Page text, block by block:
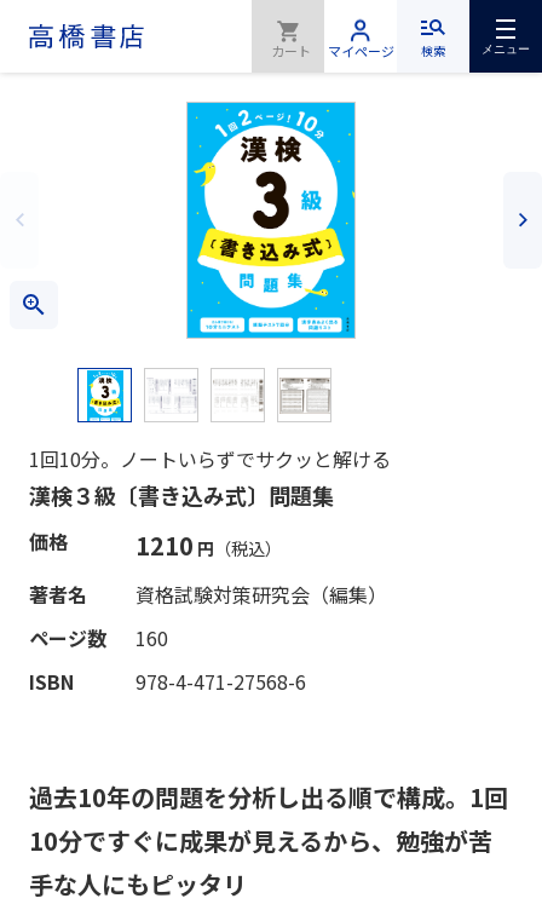
検索 メニュー
1回10分。ノートいらずでサクッと解ける
漢検３級〔書き込み式〕問題集
価格 1210 円 （税込）
著者名
資格試験対策研究会（編集）
ページ数
160
ISBN
978-4-471-27568-6
過去10年の問題を分析し出る順で構成。1回
10分ですぐに成果が見えるから、勉強が苦
手な人にもピッタリ